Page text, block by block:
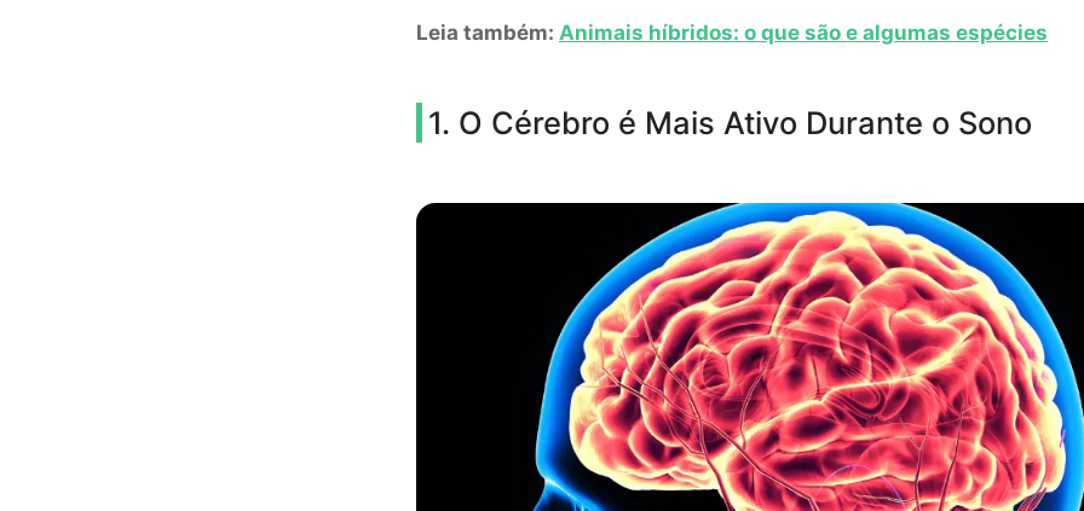
Leia também: Animais híbridos: o que são e algumas espécies
1. O Cérebro é Mais Ativo Durante o Sono